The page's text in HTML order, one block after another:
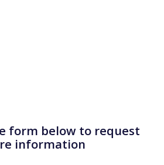
form below to request
information